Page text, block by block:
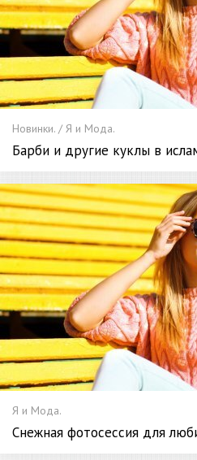
Новинки. / Я и Мода.
Барби и другие куклы в
Я и Мода.
Снежная фотосессия для